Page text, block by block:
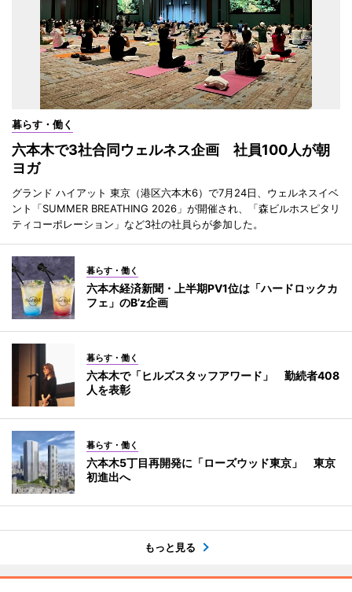
暮らす・働く
六本木で3社合同ウェルネス企画 社員100人が朝
ヨガ
グランド ハイアット 東京（港区六本木6）で7月24日、ウェルネスイベ
ント「SUMMER BREATHING 2026」が開催され、「森ビルホスピタリ
ティコーポレーション」など3社の社員らが参加した。
暮らす・働く
六本木経済新聞・上半期PV1位は「ハードロックカ
フェ」のB’z企画
暮らす・働く
六本木で「ヒルズスタッフアワード」 勤続者408
人を表彰
暮らす・働く
六本木5丁目再開発に「ローズウッド東京」 東京
初進出へ
もっと見る